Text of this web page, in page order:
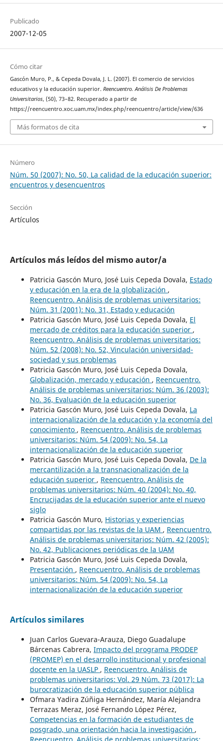
Publicado
2007-12-05
Cómo citar
Gascón Muro, P., & Cepeda Dovala, J. L. (2007). El comercio de servicios
educativos y la educación superior. Reencuentro. Análisis De Problemas
Universitarios, (50), 73–82. Recuperado a partir de
https://reencuentro.xoc.uam.mx/index.php/reencuentro/article/view/636
Más formatos de cita
Número
Núm. 50 (2007): No. 50, La calidad de la educación superior:
encuentros y desencuentros
Sección
Artículos
Artículos más leídos del mismo autor/a
Patricia Gascón Muro, José Luis Cepeda Dovala, Estado
y educación en la era de la globalización ,
Reencuentro. Análisis de problemas universitarios:
Núm. 31 (2001): No. 31, Estado y educación
Patricia Gascón Muro, José Luis Cepeda Dovala, El
mercado de créditos para la educación superior ,
Reencuentro. Análisis de problemas universitarios:
Núm. 52 (2008): No. 52, Vinculación universidad-
sociedad y sus problemas
Patricia Gascón Muro, José Luis Cepeda Dovala,
Globalización, mercado y educación , Reencuentro.
Análisis de problemas universitarios: Núm. 36 (2003):
No. 36, Evaluación de la educación superior
Patricia Gascón Muro, José Luis Cepeda Dovala, La
internacionalización de la educación y la economía del
conocimiento , Reencuentro. Análisis de problemas
universitarios: Núm. 54 (2009): No. 54, La
internacionalización de la educación superior
Patricia Gascón Muro, José Luis Cepeda Dovala, De la
mercantilización a la transnacionalización de la
educación superior , Reencuentro. Análisis de
problemas universitarios: Núm. 40 (2004): No. 40,
Encrucijadas de la educación superior ante el nuevo
siglo
Patricia Gascón Muro, Historias y experiencias
compartidas por las revistas de la UAM , Reencuentro.
Análisis de problemas universitarios: Núm. 42 (2005):
No. 42, Publicaciones periódicas de la UAM
Patricia Gascón Muro, José Luis Cepeda Dovala,
Presentación , Reencuentro. Análisis de problemas
universitarios: Núm. 54 (2009): No. 54, La
internacionalización de la educación superior
Artículos similares
Juan Carlos Guevara-Arauza, Diego Guadalupe
Bárcenas Cabrera, Impacto del programa PRODEP
(PROMEP) en el desarrollo institucional y profesional
docente en la UASLP , Reencuentro. Análisis de
problemas universitarios: Vol. 29 Núm. 73 (2017): La
burocratización de la educación superior pública
Ofmara Yadira Zúñiga Hernández, María Alejandra
Terrazas Meraz, José Fernando López Pérez,
Competencias en la formación de estudiantes de
posgrado, una orientación hacia la investigación ,
Reencuentro. Análisis de problemas universitarios: